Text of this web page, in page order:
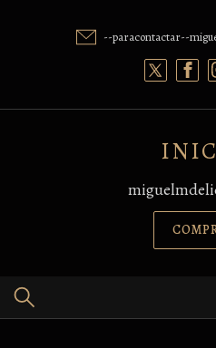
--paracontactar--